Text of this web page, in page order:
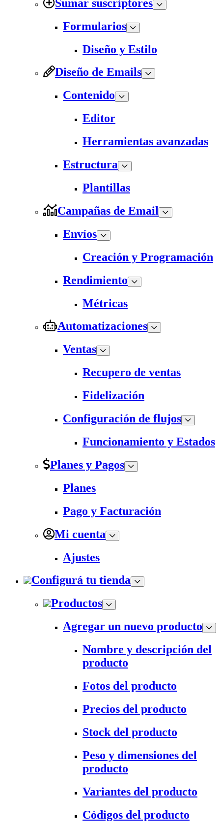
Sumar suscriptores
Formularios
Diseño y Estilo
Diseño de Emails
Contenido
Editor
Herramientas avanzadas
Estructura
Plantillas
Campañas de Email
Envíos
Creación y Programación
Rendimiento
Métricas
Automatizaciones
Ventas
Recupero de ventas
Fidelización
Configuración de flujos
Funcionamiento y Estados
Planes y Pagos
Planes
Pago y Facturación
Mi cuenta
Ajustes
Configurá tu tienda
Productos
Agregar un nuevo producto
Nombre y descripción del
producto
Fotos del producto
Precios del producto
Stock del producto
Peso y dimensiones del
producto
Variantes del producto
Códigos del producto